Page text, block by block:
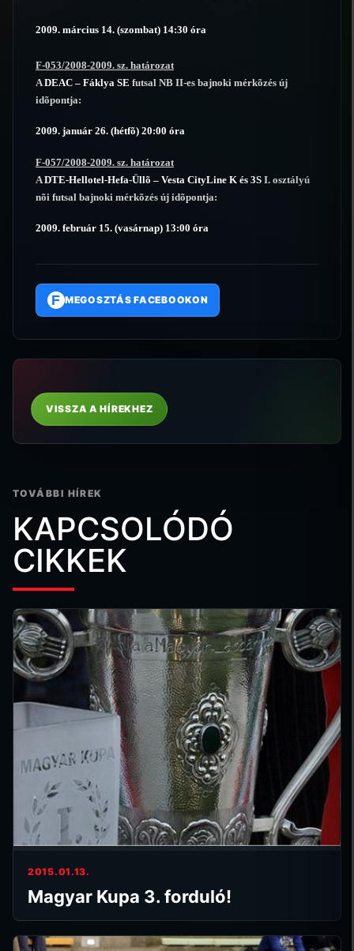
2009. március 14. (szombat) 14:30 óra
F-053/2008-2009. sz. határozat
ADEAC – Fáklya SE futsal NB II-es bajnoki mérkõzés új
idõpontja:
2009. január 26. (hétfõ) 20:00 óra
F-057/2008-2009. sz. határozat
ADTE-Hellotel-Hefa-Üllõ – Vesta CityLine K és 3S I. osztályú
nõi futsal bajnoki mérkõzés új idõpontja:
2009. február 15. (vasárnap) 13:00 óra
F MEGOSZTÁS FACEBOOKON
VISSZA A HÍREKHEZ
TOVÁBBI HÍREK
KAPCSOLÓDÓ
CIKKEK
2015.01.13.
Magyar Kupa 3. forduló!